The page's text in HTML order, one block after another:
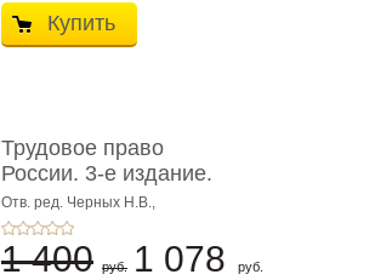
Купить
Трудовое право
России. 3-е издание.
Учебник для ...
Отв. ред. Черных Н.В.,
Шестерякова И.В.
1 400 руб. 1 078 руб.